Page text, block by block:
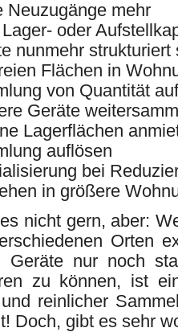
Neuzugänge mehr
oder
nunmehr strukturiert
Flächen in
von Quantität
Geräte
Lagerflächen
auflösen
bei
in größere
nicht gern, aber:
Orten
Geräte nur noch
zu können, ist
reinlicher
Doch, gibt es sehr